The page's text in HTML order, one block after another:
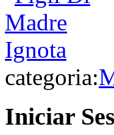
categoria:
Iniciar